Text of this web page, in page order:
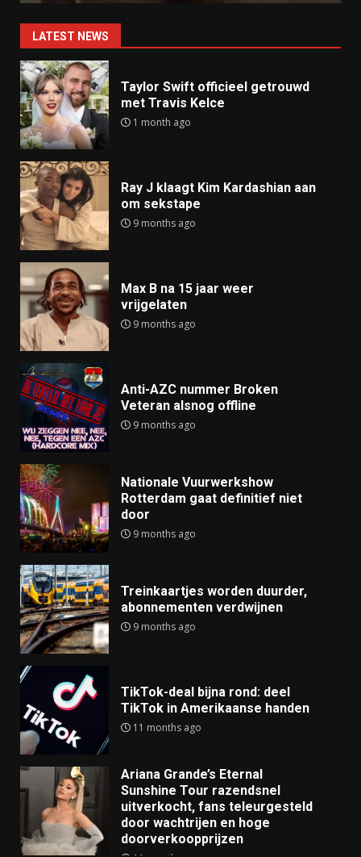
LATEST NEWS
Taylor Swift officieel getrouwd
met Travis Kelce
1 month ago
Ray J klaagt Kim Kardashian aan
om sekstape
9 months ago
Max B na 15 jaar weer
vrijgelaten
9 months ago
Anti-AZC nummer Broken
Veteran alsnog offline
9 months ago
Nationale Vuurwerkshow
Rotterdam gaat definitief niet
door
9 months ago
Treinkaartjes worden duurder,
abonnementen verdwijnen
9 months ago
TikTok-deal bijna rond: deel
TikTok in Amerikaanse handen
11 months ago
Ariana Grande’s Eternal
Sunshine Tour razendsnel
uitverkocht, fans teleurgesteld
door wachtrijen en hoge
doorverkoopprijzen